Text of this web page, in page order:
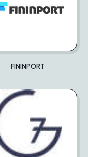
FININPORT